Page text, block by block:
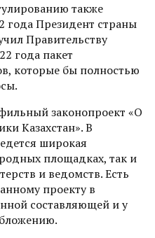
также
года Президент страны
Правительству
года пакет
которые бы полностью
законопроект «О
Казах­стан». В
широкая
площадках, так и
и ведомств. Есть
проекту в
составляющей и у